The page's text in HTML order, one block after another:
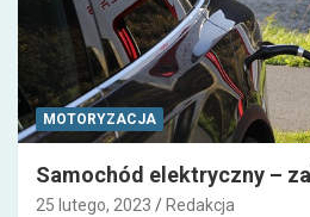
MOTORYZACJA
Samochód elektryczny –
25 lutego, 2023 Redakcja